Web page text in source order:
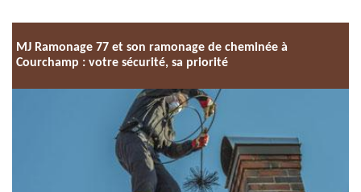
MJ Ramonage 77 et son ramonage de cheminée à
Courchamp : votre sécurité, sa priorité